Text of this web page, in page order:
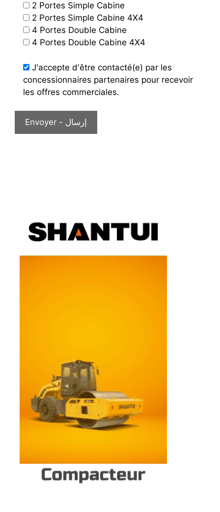
2 Portes Simple Cabine
2 Portes Simple Cabine 4X4
4 Portes Double Cabine
4 Portes Double Cabine 4X4
J'accepte d'être contacté(e) par les
concessionnaires partenaires pour recevoir
les offres commerciales.